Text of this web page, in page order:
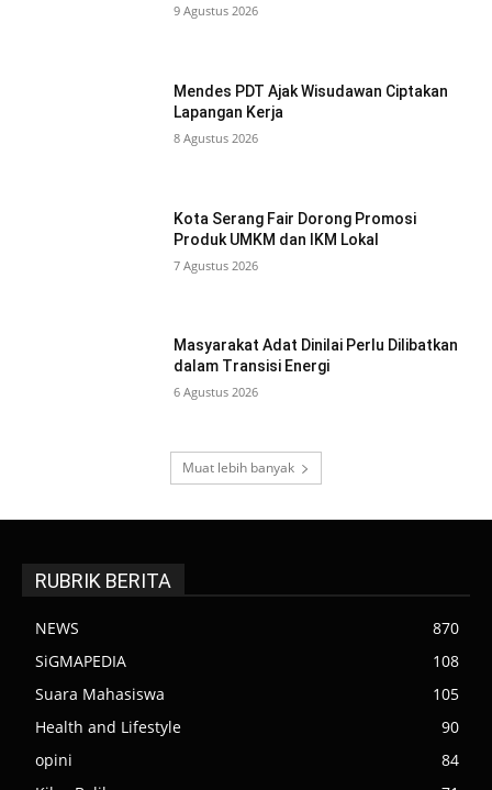
9 Agustus 2026
Mendes PDT Ajak Wisudawan Ciptakan
Lapangan Kerja
8 Agustus 2026
Kota Serang Fair Dorong Promosi
Produk UMKM dan IKM Lokal
7 Agustus 2026
Masyarakat Adat Dinilai Perlu Dilibatkan
dalam Transisi Energi
6 Agustus 2026
Muat lebih banyak
RUBRIK BERITA
NEWS
870
SiGMAPEDIA
108
Suara Mahasiswa
105
Health and Lifestyle
90
opini
84